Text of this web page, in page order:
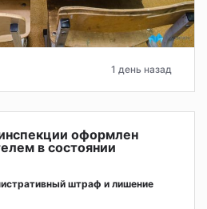
1 день назад
оформлен
в состоянии
штраф и лишение